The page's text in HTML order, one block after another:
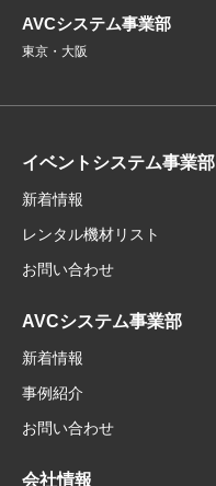
AVCシステム事業部
東京・大阪
イベントシステム事業部
新着情報
レンタル機材リスト
お問い合わせ
AVCシステム事業部
新着情報
事例紹介
お問い合わせ
会社情報